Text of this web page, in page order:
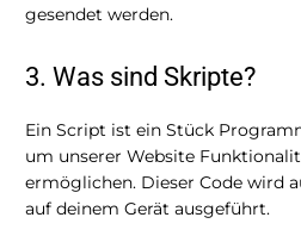
gesendet werden.
3. Was sind Skripte?
Ein Script ist ein Stück
um unserer Website
ermöglichen. Dieser Code wird
auf deinem Gerät ausgeführt.